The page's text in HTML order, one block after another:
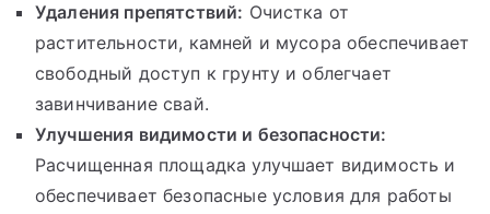
Удаления препятствий: Очистка от
растительности, камней и мусора обеспечивает
свободный доступ к грунту и облегчает
завинчивание свай.
Улучшения видимости и безопасности:
Расчищенная площадка улучшает видимость и
обеспечивает безопасные условия для работы